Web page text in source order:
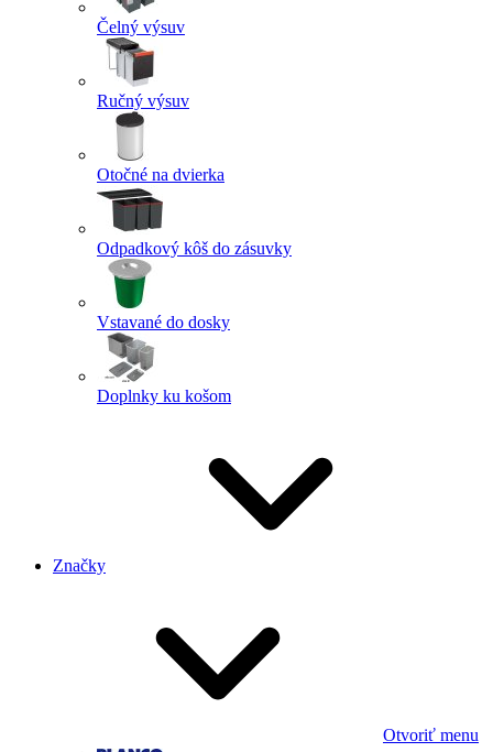
Čelný výsuv
Ručný výsuv
Otočné na dvierka
Odpadkový kôš do zásuvky
Vstavané do dosky
Doplnky ku košom
Značky
Otvoriť menu